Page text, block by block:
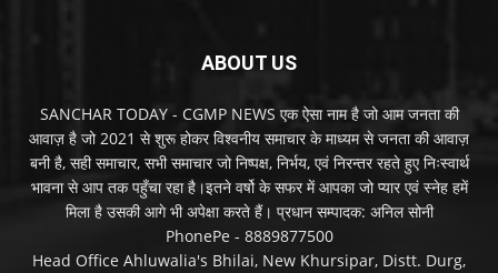
ABOUT US
SANCHAR TODAY - CGMP NEWS एक ऐसा नाम है जो आम जनता की
आवाज़ है जो 2021 से शुरू होकर विश्वनीय समाचार के माध्यम से जनता की आवाज़
बनी है, सही समाचार, सभी समाचार जो निष्पक्ष, निर्भय, एवं निरन्तर रहते हुए निःस्वार्थ
भावना से आप तक पहुँचा रहा है।इतने वर्षो के सफर में आपका जो प्यार एवं स्नेह हमें
मिला है उसकी आगे भी अपेक्षा करते हैं। प्रधान सम्पादक: अनिल सोनी
PhonePe - 8889877500
Head Office Ahluwalia's Bhilai, New Khursipar, Distt. Durg,